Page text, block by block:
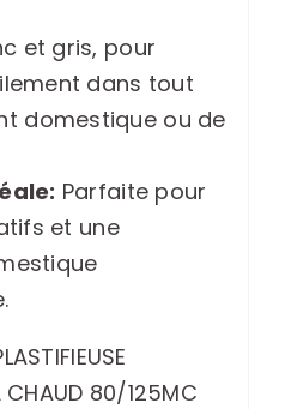
et gris, pour
dans tout
domestique ou de
Parfaite pour
et une
CHAUD 80/125MC